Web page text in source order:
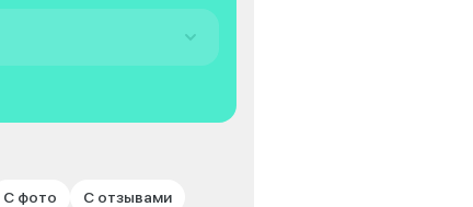
С фото С отзывами